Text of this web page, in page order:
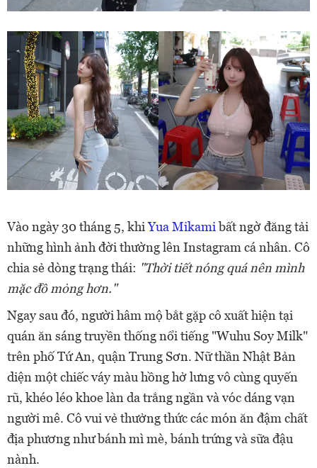
Vào ngày 30 tháng 5, khiYua Mikamibất ngờ đăng tải
những hình ảnh đời thường lên Instagram cá nhân. Cô
chia sẻ dòng trạng thái: "Thời tiết nóng quá nên mình
mặc đồ mỏng hơn."
Ngay sau đó, người hâm mộ bắt gặp cô xuất hiện tại
quán ăn sáng truyền thống nổi tiếng "Wuhu Soy Milk"
trên phố Tứ An, quận Trung Sơn. Nữ thần Nhật Bản
diện một chiếc váy màu hồng hở lưng vô cùng quyến
rũ, khéo léo khoe làn da trắng ngần và vóc dáng vạn
người mê. Cô vui vẻ thưởng thức các món ăn đậm chất
địa phương như bánh mì mè, bánh trứng và sữa đậu
nành.